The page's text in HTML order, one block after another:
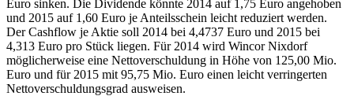
Euro sinken. Die Dividende könnte 2014 auf 1,75 Euro angehoben
und 2015 auf 1,60 Euro je Anteilsschein leicht reduziert werden.
Der Cashflow je Aktie soll 2014 bei 4,4737 Euro und 2015 bei
4,313 Euro pro Stück liegen. Für 2014 wird Wincor Nixdorf
möglicherweise eine Nettoverschuldung in Höhe von 125,00 Mio.
Euro und für 2015 mit 95,75 Mio. Euro einen leicht verringerten
Nettoverschuldungsgrad ausweisen.